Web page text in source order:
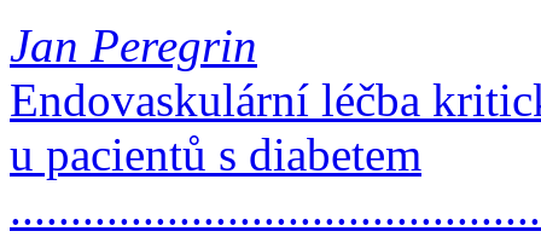
Jan Peregrin
Endovaskulární léčba
u pacientů s diabetem